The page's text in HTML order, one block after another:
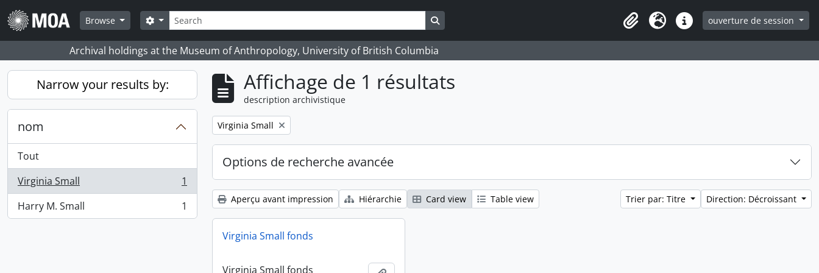
Skip to main content
Browse
Rechercher
Search options Search in browse page
ClipboardLangueLiens rapidesouverture de session
Archival holdings at the Museum of Anthropology, University of British Columbia
Narrow your results by:
nom
Tout
Virginia Small
, 1 résultats
1
Harry M. Small
, 1 résultats 1
Affichage de 1 résultats
description archivistique
Remove filter:
Virginia Small
Options de recherche avancée
Aperçu avant impression Hiérarchie Card view Table view Trier par: Titre Direction: Décroissant
Virginia Small fonds
Virginia Small fonds